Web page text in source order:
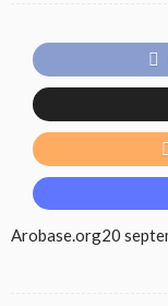
Arobase.org20